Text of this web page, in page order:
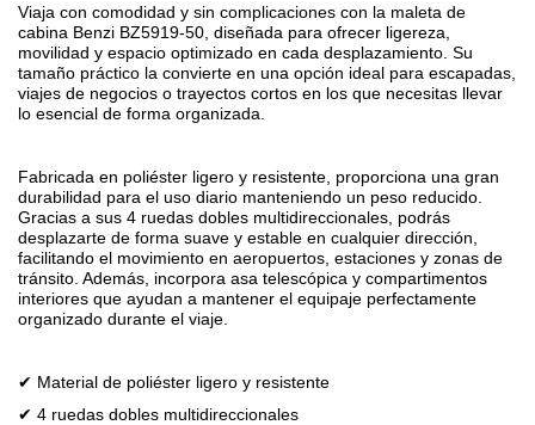
Viaja con comodidad y sin complicaciones con la maleta de
cabina Benzi BZ5919-50, diseñada para ofrecer ligereza,
movilidad y espacio optimizado en cada desplazamiento. Su
tamaño práctico la convierte en una opción ideal para escapadas,
viajes de negocios o trayectos cortos en los que necesitas llevar
lo esencial de forma organizada.
Fabricada en poliéster ligero y resistente, proporciona una gran
durabilidad para el uso diario manteniendo un peso reducido.
Gracias a sus 4 ruedas dobles multidireccionales, podrás
desplazarte de forma suave y estable en cualquier dirección,
facilitando el movimiento en aeropuertos, estaciones y zonas de
tránsito. Además, incorpora asa telescópica y compartimentos
interiores que ayudan a mantener el equipaje perfectamente
organizado durante el viaje.
✔ Material de poliéster ligero y resistente
✔ 4 ruedas dobles multidireccionales